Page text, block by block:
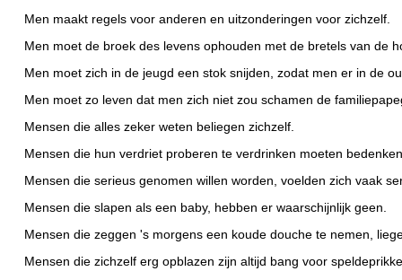
Men maakt regels voor anderen en uitzonderingen voor zichzelf.
Men moet de broek des levens ophouden met de bretels van de
Men moet zich in de jeugd een stok snijden, zodat men er in de
Men moet zo leven dat men zich niet zou schamen de
Mensen die alles zeker weten beliegen zichzelf.
Mensen die hun verdriet proberen te verdrinken moeten
Mensen die serieus genomen willen worden, voelden zich vaak
Mensen die slapen als een baby, hebben er waarschijnlijk geen.
Mensen die zeggen 's morgens een koude douche te nemen,
Mensen die zichzelf erg opblazen zijn altijd bang voor